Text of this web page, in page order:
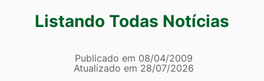
para
principal
Listando Todas Notícias
Página Listando Todas
Informações
Publicado em 08/04/2009
Atualizado em 28/07/2026